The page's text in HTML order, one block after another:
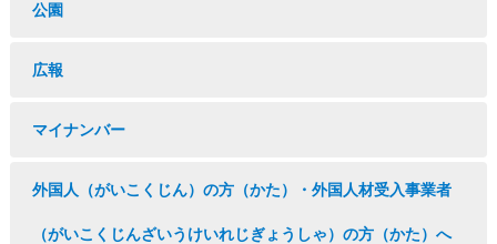
公園
広報
マイナンバー
外国人（がいこくじん）の方（かた）・外国人材受入事業者
（がいこくじんざいうけいれじぎょうしゃ）の方（かた）へ